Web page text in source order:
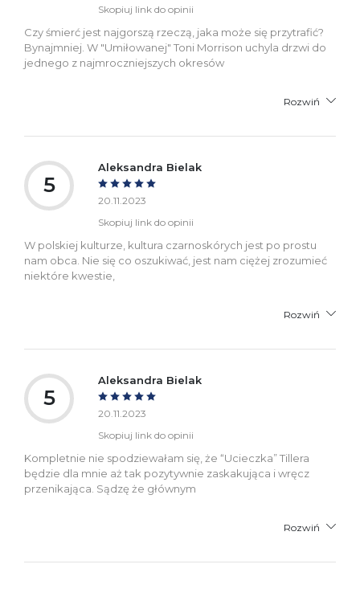
Skopiuj link do opinii
Czy śmierć jest najgorszą rzeczą, jaka może się przytrafić?
Bynajmniej. W "Umiłowanej" Toni Morrison uchyla drzwi do
jednego z najmroczniejszych okresów
Rozwiń
5
Aleksandra Bielak
20.11.2023
Skopiuj link do opinii
W polskiej kulturze, kultura czarnoskórych jest po prostu
nam obca. Nie się co oszukiwać, jest nam ciężej zrozumieć
niektóre kwestie,
Rozwiń
5
Aleksandra Bielak
20.11.2023
Skopiuj link do opinii
Kompletnie nie spodziewałam się, że “Ucieczka” Tillera
będzie dla mnie aż tak pozytywnie zaskakująca i wręcz
przenikająca. Sądzę że głównym
Rozwiń